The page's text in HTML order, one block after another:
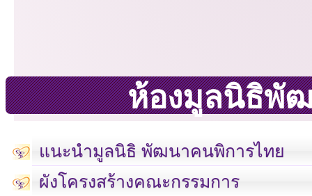
ห้องมูลนิธิพั
แนะนำมูลนิธิ พัฒนาคนพิการไทย
ผังโครงสร้างคณะกรรมการ